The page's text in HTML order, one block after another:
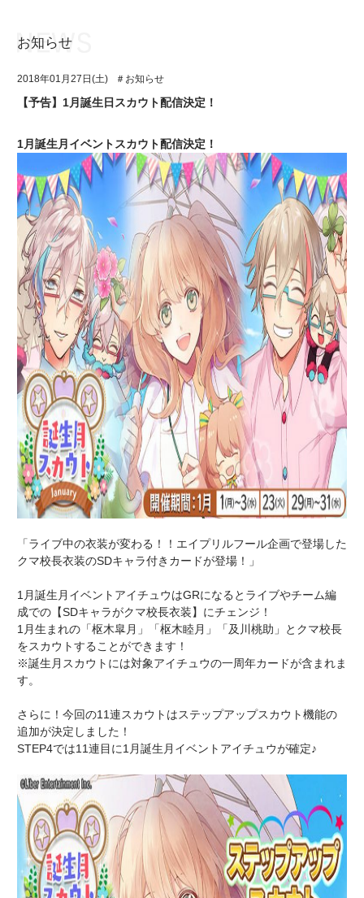
アプリゲーム
イベント・キャンペーン
ミュージック
グッズ・本
ギャラリー
ユニット&キャラクター
アプリゲーム
イベント・キャンペーン
ミュージック
グッズ・本
ギャラリー
お知らせ
2018年01月27日(土) ＃お知らせ
【予告】1月誕生日スカウト配信決定！
1月誕生月イベントスカウト配信決定！
「ライブ中の衣装が変わる！！エイプリルフール企画で登場した
クマ校長衣装のSDキャラ付きカードが登場！」
1月誕生月イベントアイチュウはGRになるとライブやチーム編
成での【SDキャラがクマ校長衣装】にチェンジ！
1月生まれの「枢木皐月」「枢木睦月」「及川桃助」とクマ校長
をスカウトすることができます！
※誕生月スカウトには対象アイチュウの一周年カードが含まれま
す。
さらに！今回の11連スカウトはステップアップスカウト機能の
追加が決定しました！
STEP4では11連目に1月誕生月イベントアイチュウが確定♪